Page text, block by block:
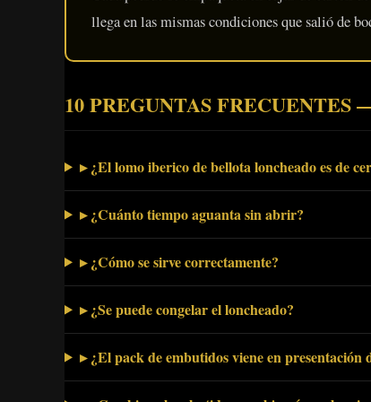
llega en las mismas condiciones que salió de
10 PREGUNTAS
▸ ¿El lomo iberico de bellota loncheado es de
▸ ¿Cuánto tiempo aguanta sin abrir?
▸ ¿Cómo se sirve correctamente?
▸ ¿Se puede congelar el loncheado?
▸ ¿El pack de embutidos viene en presentación